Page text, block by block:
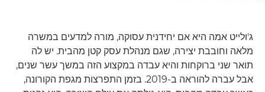
ג'ולייט אמה היא אם יחידנית עסוקה, מורה למדעים במשרה
מלאה וחובבת יצירה, שגם מנהלת עסק קטן מהבית. יש לה
תואר שני ברוקחות והיא עבדה במקצוע הזה במשך עשר שנים,
אבל עברה להוראה ב-2019. בזמן התפרצות מגפת הקורונה,